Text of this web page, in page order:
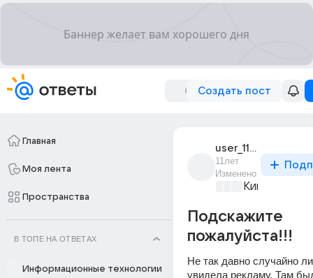
Создать пост
Главная
Моя лента
Пространства
В ТОПЕ НА ОТВЕТАХ
Информационные технологии
user_110242119
11лет
Изменено
Киномания
Подскажите
пожалуйста!!!
Не так давно случайно
увидела рекламу. Там